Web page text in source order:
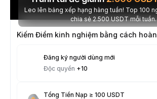
Leo lên bảng xếp hạng hàng tuần! Top 100 người tham gia sẽ
chia sẻ 2.500 USDT mỗi tuần.
Đăng ký người dùng mới
Độc quyền +10
Tổng Tiền Nạp ≥ 100 USDT